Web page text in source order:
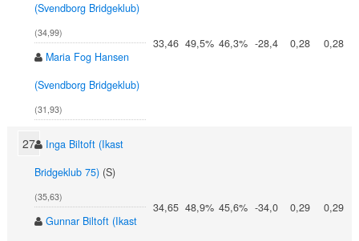
(Svendborg Bridgeklub)
(34,99)
Maria Fog Hansen
(Svendborg Bridgeklub)
(31,93)
33,46 49,5% 46,3% -28,4 0,28 0,28
27
Inga Biltoft (Ikast
Bridgeklub 75) (S)
(35,63)
Gunnar Biltoft (Ikast
34,65 48,9% 45,6% -34,0 0,29 0,29